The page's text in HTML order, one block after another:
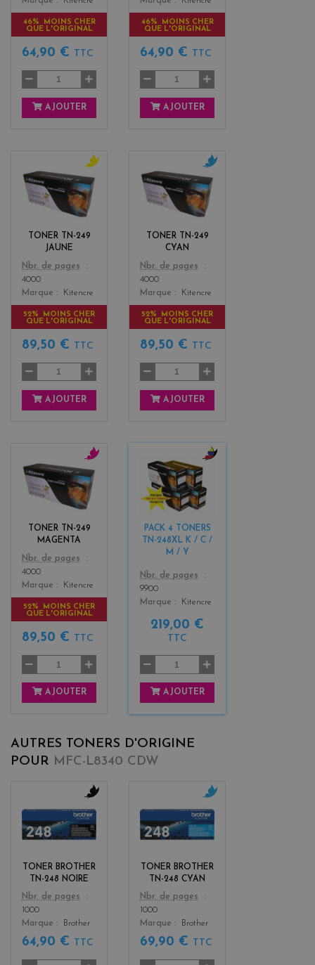
46% MOINS CHER
QUE L'ORIGINAL
64,90 € TTC
AJOUTER
46% MOINS CHER
QUE L'ORIGINAL
64,90 € TTC
AJOUTER
TONER TN-249
JAUNE
Color
y
e
l
l
Nbr. de pages
4000
Marque
Kitencre
52% MOINS CHER
QUE L'ORIGINAL
89,50 € TTC
AJOUTER
TONER TN-249
CYAN
Color
c
y
a
n
Nbr. de pages
4000
Marque
Kitencre
52% MOINS CHER
QUE L'ORIGINAL
89,50 € TTC
AJOUTER
TONER TN-249
MAGENTA
Color
m
a
g
e
n
Nbr. de pages
4000
Marque
Kitencre
52% MOINS CHER
QUE L'ORIGINAL
89,50 € TTC
AJOUTER
PACK 4 TONERS
TN-248XL K / C /
M / Y
Color
b
l
a
c
k
+
Nbr. de pages
9900
Marque
Kitencre
219,00 €
TTC
AJOUTER
AUTRES TONERS D'ORIGINE
POUR MFC-L8340 CDW
TONER BROTHER
TN-248 NOIRE
Color
b
l
a
k
Nbr. de pages
1000
Marque
Brother
64,90 € TTC
TONER BROTHER
TN-248 CYAN
Color
c
y
a
Nbr. de pages
1000
Marque
Brother
69,90 € TTC